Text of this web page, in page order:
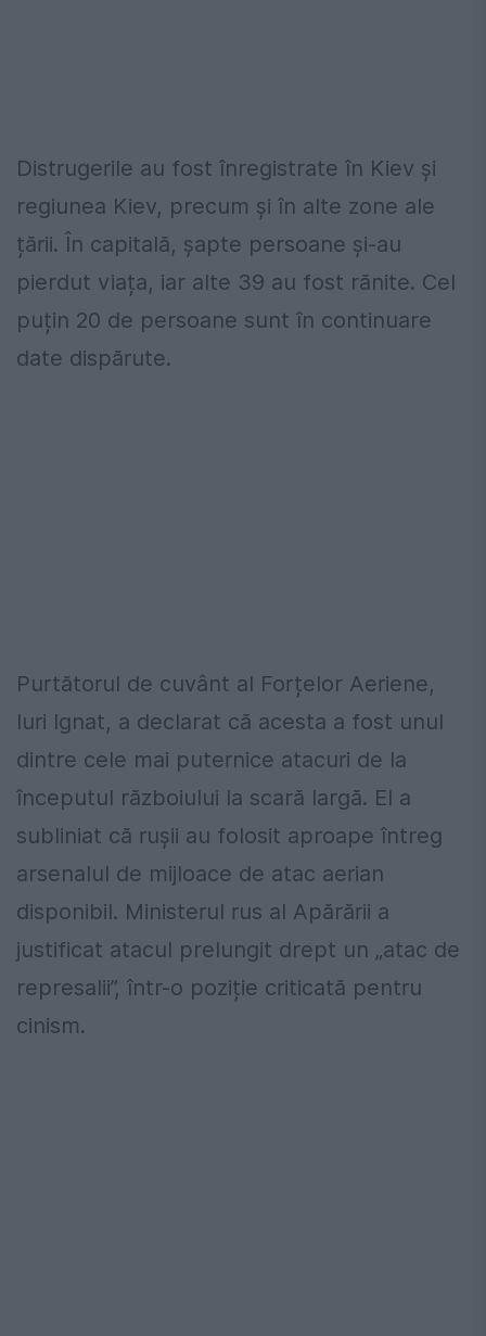
Distrugerile au fost înregistrate în Kiev și
regiunea Kiev, precum și în alte zone ale
țării. În capitală, șapte persoane și-au
pierdut viața, iar alte 39 au fost rănite. Cel
puțin 20 de persoane sunt în continuare
date dispărute.
Purtătorul de cuvânt al Forțelor Aeriene,
Iuri Ignat, a declarat că acesta a fost unul
dintre cele mai puternice atacuri de la
începutul războiului la scară largă. El a
subliniat că rușii au folosit aproape întreg
arsenalul de mijloace de atac aerian
disponibil. Ministerul rus al Apărării a
justificat atacul prelungit drept un „atac de
represalii”, într-o poziție criticată pentru
cinism.